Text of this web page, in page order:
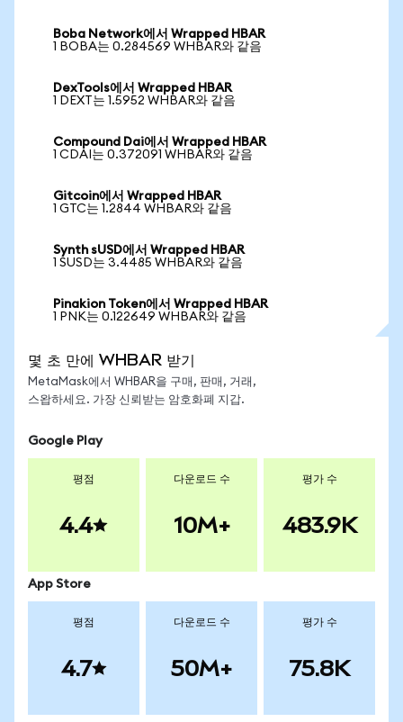
Boba Network에서 Wrapped HBAR
1 BOBA는 0.284569 WHBAR와 같음
DexTools에서 Wrapped HBAR
1 DEXT는 1.5952 WHBAR와 같음
Compound Dai에서 Wrapped HBAR
1 CDAI는 0.372091 WHBAR와 같음
Gitcoin에서 Wrapped HBAR
1 GTC는 1.2844 WHBAR와 같음
Synth sUSD에서 Wrapped HBAR
1 SUSD는 3.4485 WHBAR와 같음
Pinakion Token에서 Wrapped HBAR
1 PNK는 0.122649 WHBAR와 같음
몇 초 만에 WHBAR 받기
MetaMask에서 WHBAR을 구매, 판매, 거래,
스왑하세요. 가장 신뢰받는 암호화폐 지갑.
Google Play
평점
4.4
다운로드 수
10M+
평가 수
483.9K
App Store
평점
4.7
다운로드 수
50M+
평가 수
75.8K